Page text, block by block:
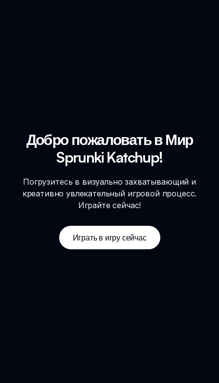
Добро пожаловать в Мир
Sprunki Katchup!
Погрузитесь в визуально захватывающий и
креативно увлекательный игровой процесс.
Играйте сейчас!
Играть в игру сейчас